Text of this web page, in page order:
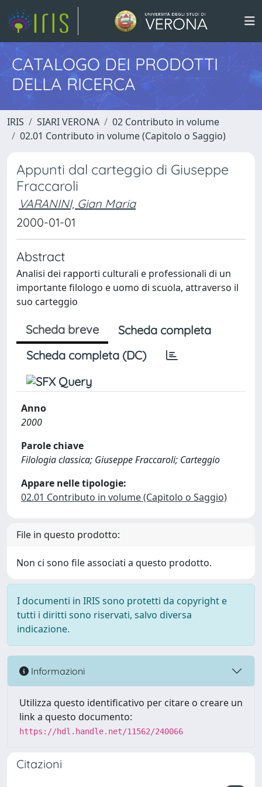
CATALOGO DEI PRODOTTI
DELLA RICERCA
IRIS SIARI VERONA
02 Contributo in volume
02.01 Contributo in volume (Capitolo o Saggio)
Appunti dal carteggio di Giuseppe
Fraccaroli
VARANINI, Gian Maria
2000-01-01
Abstract
Analisi dei rapporti culturali e professionali di un
importante filologo e uomo di scuola, attraverso il
suo carteggio
Scheda breve
Scheda completa
Scheda completa (DC)
Anno
2000
Parole chiave
Filologia classica; Giuseppe Fraccaroli; Carteggio
Appare nelle tipologie:
02.01 Contributo in volume (Capitolo o Saggio)
File in questo prodotto:
Non ci sono file associati a questo prodotto.
I documenti in IRIS sono protetti da copyright e
tutti i diritti sono riservati, salvo diversa
indicazione.
Informazioni
Utilizza questo identificativo per citare o creare un
link a questo documento:
https://hdl.handle.net/11562/240066
Citazioni